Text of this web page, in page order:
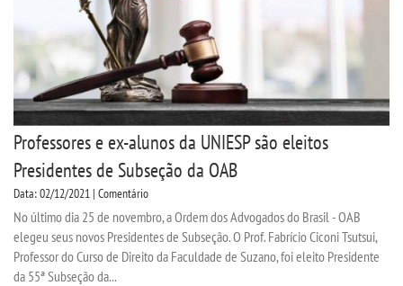
Professores e ex-alunos da UNIESP são eleitos
Presidentes de Subseção da OAB
Data: 02/12/2021 | Comentário
No último dia 25 de novembro, a Ordem dos Advogados do Brasil - OAB
elegeu seus novos Presidentes de Subseção. O Prof. Fabrício Ciconi Tsutsui,
Professor do Curso de Direito da Faculdade de Suzano, foi eleito Presidente
da 55ª Subseção da...